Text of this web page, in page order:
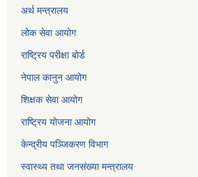
अर्थ मन्त्रालय
लोक सेवा आयोग
राष्ट्रिय परीक्षा बोर्ड
नेपाल कानुन आयोग
शिक्षक सेवा आयोग
राष्ट्रिय योजना आयोग
केन्द्रीय पञ्जिकरण विभाग
स्वास्थ्य तथा जनसंख्या मन्त्रालय